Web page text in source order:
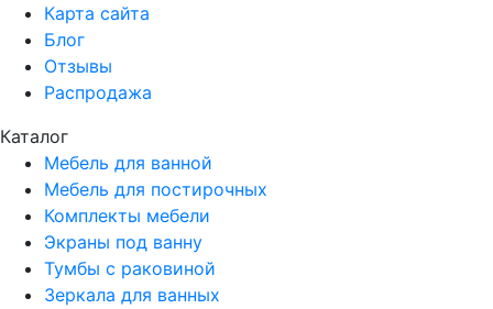
Карта сайта
Блог
Отзывы
Распродажа
Каталог
Мебель для ванной
Мебель для постирочных
Комплекты мебели
Экраны под ванну
Тумбы с раковиной
Зеркала для ванных